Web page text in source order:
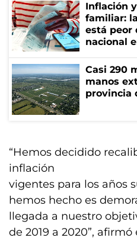
Inflación
familiar:
está peor
nacional
Casi 290
manos
provincia
“Hemos decidido
inflación
vigentes para los años
hemos hecho es
llegada a nuestro
de 2019 a 2020”, afirmó